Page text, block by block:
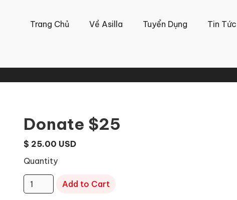
Trang Chủ Về Asilla Tuyển Dụng Tin Tức
Donate $25
$ 25.00 USD
Quantity